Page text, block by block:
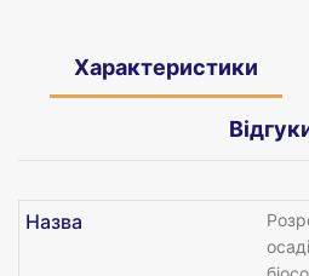
Характеристики
Назва